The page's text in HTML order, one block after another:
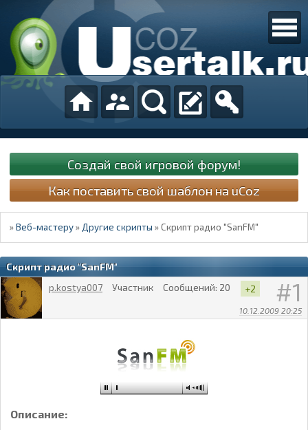
Создай свой игровой форум!
Как поставить свой шаблон на uCoz
»Веб-мастеру »Другие скрипты »Скрипт радио "SanFM"
Скрипт радио "SanFM"
1
10.12.2009 20:25
p.kostya007 Участник Сообщений: 20 +2
Описание: